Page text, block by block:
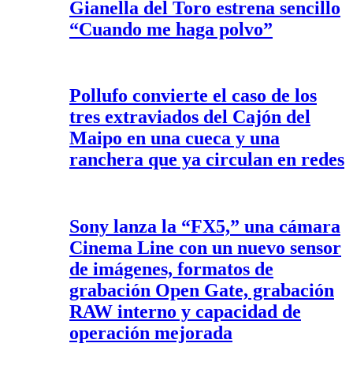
Gianella del Toro estrena sencillo
“Cuando me haga polvo”
Pollufo convierte el caso de los
tres extraviados del Cajón del
Maipo en una cueca y una
ranchera que ya circulan en redes
Sony lanza la “FX5,” una cámara
Cinema Line con un nuevo sensor
de imágenes, formatos de
grabación Open Gate, grabación
RAW interno y capacidad de
operación mejorada